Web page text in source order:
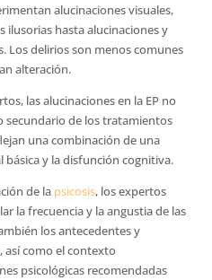
alucinaciones visuales,
ilusorias hasta alucinaciones y
Los delirios son menos comunes
alteración.
las alucinaciones en la EP no
secundario de los tratamientos
una combinación de una
y la disfunción cognitiva.
de la psicosis, los expertos
la frecuencia y la angustia de las
los antecedentes y
así como el contexto
psicológicas recomendadas